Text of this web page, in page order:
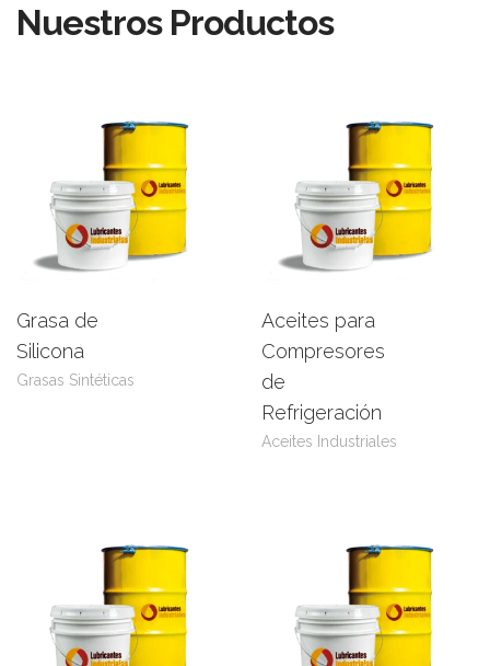
Nuestros Productos
Grasa de
Silicona
Grasas Sintéticas
Aceites para
Compresores
de
Refrigeración
Aceites Industriales